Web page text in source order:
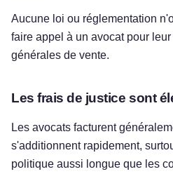
Aucune loi ou réglementation
faire appel à un avocat pour
générales de vente.
Les frais de justice sont
Les avocats facturent
s'additionnent rapidement,
politique aussi longue que les